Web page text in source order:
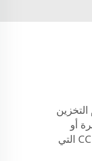
أو
المعرفة نفسها. وبعضهم يقدم خدمةً رديئةً، مما يؤدي إلى مشكلاتٍ في سير العملية. ولذلك، يجب على المشترين إجراء بحثٍ دقيقٍ واختيار وسطاء موثوقين، مثل شركة CC التي